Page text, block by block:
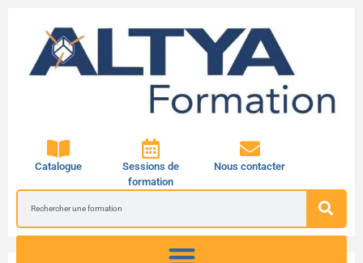
Catalogue
Sessions de
formation
Nous contacter